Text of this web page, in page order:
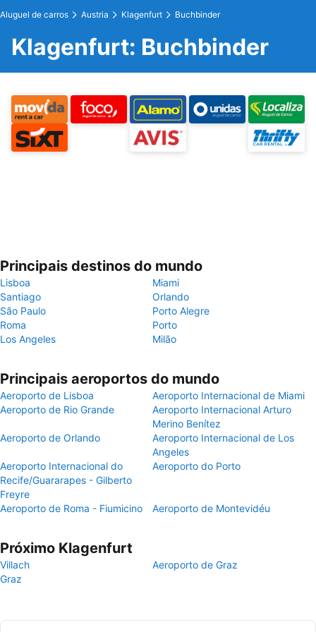
Aluguel de carros Austria Klagenfurt Buchbinder
Klagenfurt: Buchbinder
Principais destinos do mundo
Lisboa
Miami
Santiago
Orlando
São Paulo
Porto Alegre
Roma
Porto
Los Angeles
Milão
Principais aeroportos do mundo
Aeroporto de Lisboa
Aeroporto Internacional de Miami
Aeroporto de Rio Grande
Aeroporto Internacional Arturo
Merino Benítez
Aeroporto de Orlando
Aeroporto Internacional de Los
Angeles
Aeroporto Internacional do
Recife/Guararapes - Gilberto
Freyre
Aeroporto do Porto
Aeroporto de Roma - Fiumicino Aeroporto de Montevidéu
Próximo Klagenfurt
Villach
Aeroporto de Graz
Graz